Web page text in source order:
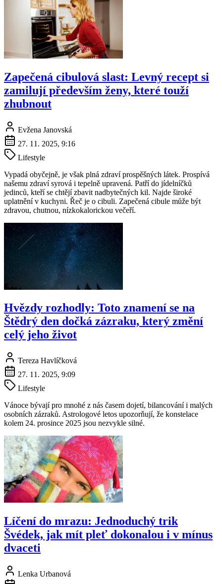
Zapečená cibulová slast: Levný recept si
zamilují především ženy, které touží
zhubnout
Evžena Janovská
27. 11. 2025, 9:16
Lifestyle
Vypadá obyčejně, je však plná zdraví prospěšných látek. Prospívá
našemu zdraví syrová i tepelně upravená. Patří do jídelníčků
jedinců, kteří se chtějí zbavit nadbytečných kil. Najde široké
uplatnění v kuchyni. Řeč je o cibuli. Zapečená cibule může být
zdravou, chutnou, nízkokalorickou večeří.
Hvězdy rozhodly: Toto znamení se na
Štědrý den dočká zázraku, který změní
celý jeho život
Tereza Havlíčková
27. 11. 2025, 9:09
Lifestyle
Vánoce bývají pro mnohé z nás časem dojetí, bilancování i malých
osobních zázraků. Astrologové letos upozorňují, že konstelace
kolem 24. prosince 2025 jsou nezvykle silné.
Líčení do mrazu: Jednoduchý trik
Švédek, jak mít pleť dokonalou i v mínus
dvaceti
Lenka Urbanová